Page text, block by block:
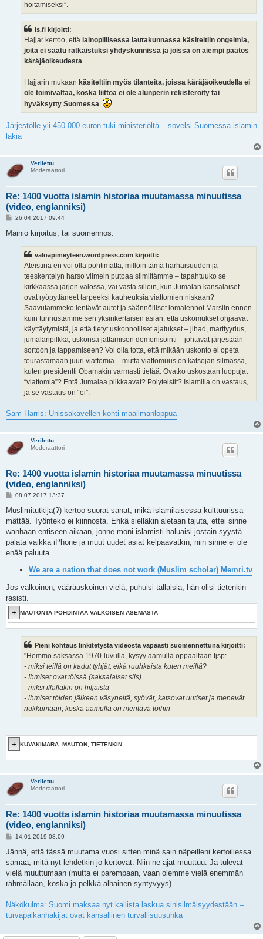
hoitamiseksi”.
is.fi kirjoitti:
Hajjar kertoo, että lainopillisessa lautakunnassa käsiteltiin ongelmia,
joita ei saatu ratkaistuksi yhdyskunnissa ja joissa on aiempi päätös
käräjäoikeudesta.
Hajjarin mukaan käsiteltiin myös tilanteita, joissa käräjäoikeudella ei
ole toimivaltaa, koska liittoa ei ole alunperin rekisteröity tai
hyväksytty Suomessa.
Järjestölle yli 450 000 euron tuki ministeriöltä – sovelsi Suomessa islamin
lakia
Verilettu
Moderaattori
Re: 1400 vuotta islamin historiaa muutamassa minuutissa
(video, englanniksi)
V
e
26.04.2017 09:44
Mainio kirjoitus, tai suomennos.
valoapimeyteen.wordpress.com kirjoitti:
Ateistina en voi olla pohtimatta, milloin tämä harhaisuuden ja
teeskentelyn harso viimein putoaa silmiltämme – tapahtuuko se
kirkkaassa järjen valossa, vai vasta silloin, kun Jumalan kansalaiset
ovat ryöpyttäneet tarpeeksi kauheuksia viattomien niskaan?
Saavutammeko lentävät autot ja säännölliset lomalennot Marsiin ennen
kuin tunnustamme sen yksinkertaisen asian, että uskomukset ohjaavat
käyttäytymistä, ja että tietyt uskonnolliset ajatukset – jihad, marttyyrius,
jumalanpilkka, uskonsa jättämisen demonisointi – johtavat järjestään
sortoon ja tappamiseen? Voi olla totta, että mikään uskonto ei opeta
teurastamaan juuri viattomia – mutta viattomuus on katsojan silmässä,
kuten presidentti Obamakin varmasti tietää. Ovatko uskostaan luopujat
“viattomia”? Entä Jumalaa pilkkaavat? Polyteistit? Islamilla on vastaus,
ja se vastaus on “ei”.
Sam Harris: Unissakävellen kohti maailmanloppua
Verilettu
Moderaattori
Re: 1400 vuotta islamin historiaa muutamassa minuutissa
(video, englanniksi)
V
e
t
i
08.07.2017 13:37
Muslimitutkija(?) kertoo suorat sanat, mikä islamilaisessa kulttuurissa
mättää. Työnteko ei kiinnosta. Ehkä sielläkin aletaan tajuta, ettei sinne
wanhaan entiseen aikaan, jonne moni islamisti haluaisi jostain syystä
palata vaikka iPhone ja muut uudet asiat kelpaavatkin, niin sinne ei ole
enää paluuta.
We are a nation that does not work (Muslim scholar) Memri.tv
Jos valkoinen, vääräuskoinen vielä, puhuisi tällaisia, hän olisi tietenkin
rasisti.
MAUTONTA POHDINTAA VALKOISEN ASEMASTA
Pieni kohtaus linkitetystä videosta vapaasti suomennettuna kirjoitti:
"Hemmo saksassa 1970-luvulla, kysyy aamulla oppaaltaan tjsp:
- miksi teillä on kadut tyhjät, eikä ruuhkaista kuten meillä?
- Ihmiset ovat töissä (saksalaiset siis)
- miksi illallakin on hiljaista
- ihmiset töiden jälkeen väsyneitä, syövät, katsovat uutiset ja menevät
nukkumaan, koska aamulla on mentävä töihin
KUVAKIMARA. MAUTON, TIETENKIN
Verilettu
Moderaattori
Re: 1400 vuotta islamin historiaa muutamassa minuutissa
(video, englanniksi)
V
e
t
i
14.01.2019 08:09
Jännä, että tässä muutama vuosi sitten minä sain näpeilleni kertoillessa
samaa, mitä nyt lehdetkin jo kertovat. Niin ne ajat muuttuu. Ja tulevat
vielä muuttumaan (mutta ei parempaan, vaan olemme vielä enemmän
rähmällään, koska jo pelkkä alhainen syntyvyys).
Näkökulma: Suomi maksaa nyt kallista laskua sinisilmäisyydestään –
turvapaikanhakijat ovat kansallinen turvallisuusuhka